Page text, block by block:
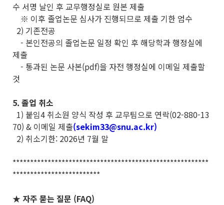
수 서명 날인 후 교무행정실로 원본 제출
※ 이후 졸업논문 심사가 진행되므로 제출 기한 엄수
2) 기존전공
- 본인전공의 졸업논문 일정 확인 후 해당학과 행정실에
제출
- 통과된 논문 사본(pdf)을 자전 행정실에 이메일 제출할
것
5. 졸업 취소
1) 붙임4 취소원 양식 작성 후 교무팀으로 연락(02-880-13
70) & 이메일 제출(sekim33@snu.ac.kr)
2) 취소기한: 2026년 7월 말
********************************************************
*************************
★ 자주 묻는 질문 (FAQ)